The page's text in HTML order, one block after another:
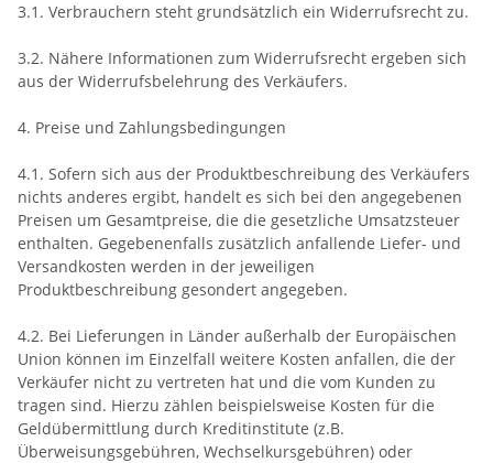
3.1. Verbrauchern steht grundsätzlich ein Widerrufsrecht zu.
3.2. Nähere Informationen zum Widerrufsrecht ergeben sich
aus der Widerrufsbelehrung des Verkäufers.
4. Preise und Zahlungsbedingungen
4.1. Sofern sich aus der Produktbeschreibung des Verkäufers
nichts anderes ergibt, handelt es sich bei den angegebenen
Preisen um Gesamtpreise, die die gesetzliche Umsatzsteuer
enthalten. Gegebenenfalls zusätzlich anfallende Liefer- und
Versandkosten werden in der jeweiligen
Produktbeschreibung gesondert angegeben.
4.2. Bei Lieferungen in Länder außerhalb der Europäischen
Union können im Einzelfall weitere Kosten anfallen, die der
Verkäufer nicht zu vertreten hat und die vom Kunden zu
tragen sind. Hierzu zählen beispielsweise Kosten für die
Geldübermittlung durch Kreditinstitute (z.B.
Überweisungsgebühren, Wechselkursgebühren) oder